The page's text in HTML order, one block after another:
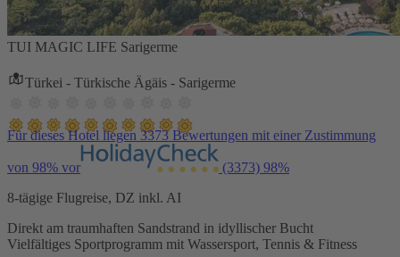
TUI MAGIC LIFE Sarigerme
Türkei - Türkische Ägäis - Sarigerme
Für dieses Hotel liegen 3373 Bewertungen mit einer Zustimmung
von 98% vor (3373) 98%
8-tägige Flugreise, DZ inkl. AI
Direkt am traumhaften Sandstrand in idyllischer Bucht
Vielfältiges Sportprogramm mit Wassersport, Tennis & Fitness